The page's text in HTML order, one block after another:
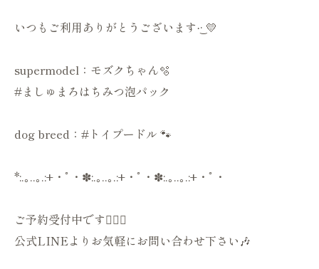
いつもご利用ありがとうございます·͜· 💛
supermodel：モズクちゃん🫧
#ましゅまろはちみつ泡パック
dog breed：#トイプードル 🐾
*:.｡..｡.:+・ﾟ・✽:.｡..｡.:+・ﾟ・✽:.｡..｡.:+・ﾟ・
ご予約受付中です💁🏻‍♀️
公式LINEよりお気軽にお問い合わせ下さい🎶